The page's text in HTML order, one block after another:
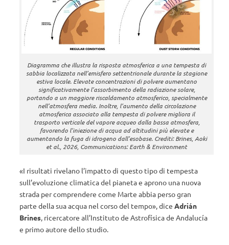
Diagramma che illustra la risposta atmosferica a una tempesta di
sabbia localizzata nell’emisfero settentrionale durante la stagione
estiva locale. Elevate concentrazioni di polvere aumentano
significativamente l’assorbimento della radiazione solare,
portando a un maggiore riscaldamento atmosferico, specialmente
nell’atmosfera media. Inoltre, l’aumento della circolazione
atmosferica associato alla tempesta di polvere migliora il
trasporto verticale del vapore acqueo dalla bassa atmosfera,
favorendo l’iniezione di acqua ad altitudini più elevate e
aumentando la fuga di idrogeno dall’esobase. Crediti: Brines, Aoki
et al., 2026, Communications: Earth & Environment
«I risultati rivelano l’impatto di questo tipo di tempesta
sull’evoluzione climatica del pianeta e aprono una nuova
strada per comprendere come Marte abbia perso gran
parte della sua acqua nel corso del tempo», dice Adrián
Brines, ricercatore all’Instituto de Astrofísica de Andalucía
e primo autore dello studio.